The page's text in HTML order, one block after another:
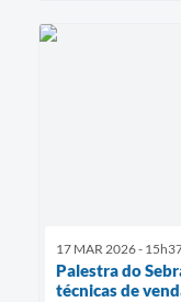
17 MAR 2026 -
Palestra do
técnicas de